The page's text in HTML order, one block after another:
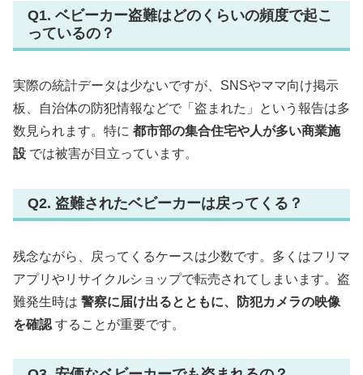
Q1. ベビーカー盗難はどのくらいの頻度で起こ
っているの？
実際の統計データは少ないですが、SNSやママ向け掲示
板、自治体の防犯情報などで「盗まれた」という報告は多
数見られます。特に 都市部の集合住宅や人が多い商業施
設 では被害が目立っています。
Q2. 盗難されたベビーカーは戻ってくる？
残念ながら、戻ってくるケースは少数です。多くはフリマ
アプリやリサイクルショップで転売されてしまいます。盗
難発生時は 警察に届け出るとともに、防犯カメラの映像
を確認 することが重要です。